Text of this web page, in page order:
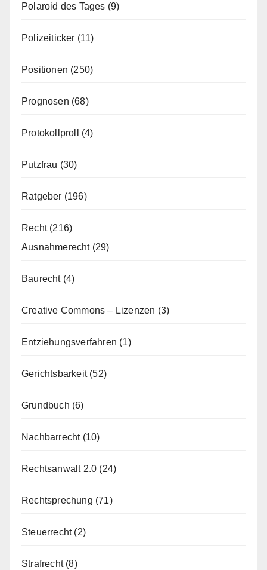
Polaroid des Tages (9)
Polizeiticker (11)
Positionen (250)
Prognosen (68)
Protokollproll (4)
Putzfrau (30)
Ratgeber (196)
Recht(216)
Ausnahmerecht(29)
Baurecht(4)
Creative Commons – Lizenzen (3)
Entziehungsverfahren (1)
Gerichtsbarkeit(52)
Grundbuch (6)
Nachbarrecht(10)
Rechtsanwalt 2.0 (24)
Rechtsprechung (71)
Steuerrecht(2)
Strafrecht(8)